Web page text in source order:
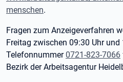
menschen.
Fragen zum Anzeigeverfahren
Freitag zwischen 09:30 Uhr und
Telefonnummer 0721-823-7066
Bezirk der Arbeitsagentur